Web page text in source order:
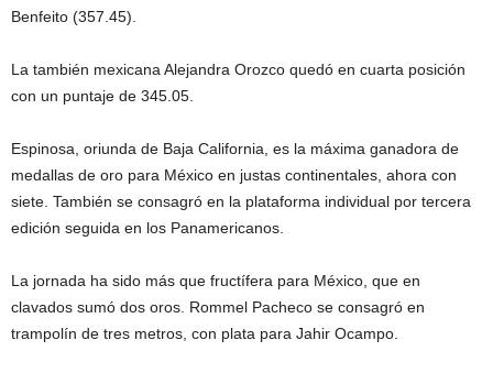
Benfeito (357.45).
La también mexicana Alejandra Orozco quedó en cuarta posición
con un puntaje de 345.05.
Espinosa, oriunda de Baja California, es la máxima ganadora de
medallas de oro para México en justas continentales, ahora con
siete. También se consagró en la plataforma individual por tercera
edición seguida en los Panamericanos.
La jornada ha sido más que fructífera para México, que en
clavados sumó dos oros. Rommel Pacheco se consagró en
trampolín de tres metros, con plata para Jahir Ocampo.